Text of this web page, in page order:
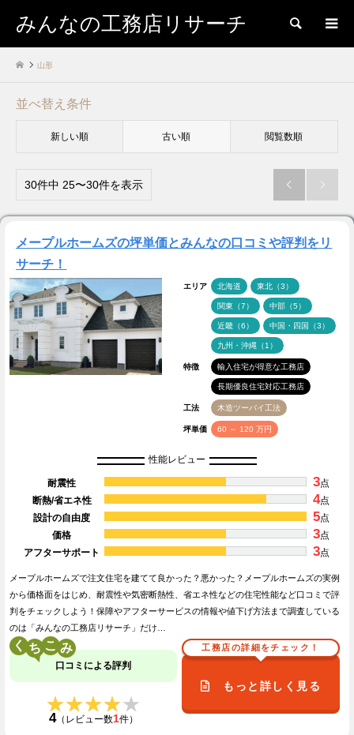
みんなの工務店リサーチ 検索
山形
並べ替え条件
新しい順 古い順 閲覧数順
30件中 25〜30件を表示  
メープルホームズの坪単価とみんなの口コミや評判をリ
サーチ！
エリア 北海道 東北（3）
関東（7） 中部（5）
近畿（6） 中国・四国（3）
九州・沖縄（1）
特徴 輸入住宅が得意な工務店
長期優良住宅対応工務店
工法 木造ツーバイ工法
坪単価 60 ～ 120 万円
性能レビュー
耐震性 3点
断熱/省エネ性
4点
設計の自由度
5点
価格
3点
アフターサポート
3点
メープルホームズで注文住宅を建てて良かった？悪かった？メープルホームズの実例
から価格面をはじめ、耐震性や気密断熱性、省エネ性などの住宅性能など口コミで評
判をチェックしよう！保障やアフターサービスの情報や値下げ方法まで調査している
のは「みんなの工務店リサーチ」だけ…
く こ
口コミによる評判
★★★★★
★★★★★
4（レビュー数1件）
工務店の詳細をチェック！
もっと詳しく見る